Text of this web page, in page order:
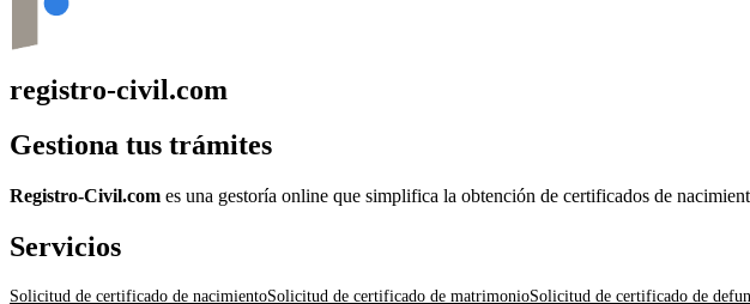
registro-civil.com
Gestiona tus trámites
Registro-Civil.com es una gestoría online que simplifica la obtención de certificados de
Servicios
Solicitud de certificado de nacimientoSolicitud de certificado de matrimonioSolicitud de certificado de